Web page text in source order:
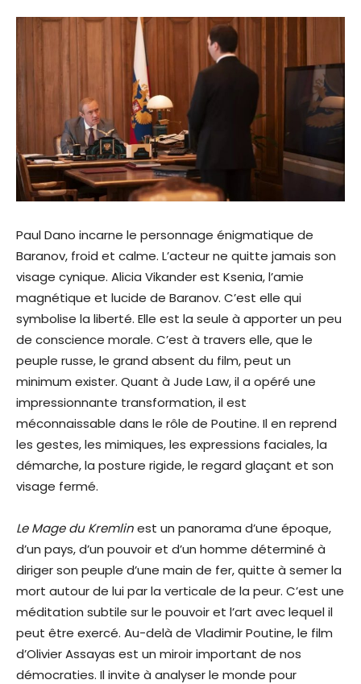
Paul Dano incarne le personnage énigmatique de
Baranov, froid et calme. L’acteur ne quitte jamais son
visage cynique. Alicia Vikander est Ksenia, l’amie
magnétique et lucide de Baranov. C’est elle qui
symbolise la liberté. Elle est la seule à apporter un peu
de conscience morale. C’est à travers elle, que le
peuple russe, le grand absent du film, peut un
minimum exister. Quant à Jude Law, il a opéré une
impressionnante transformation, il est
méconnaissable dans le rôle de Poutine. Il en reprend
les gestes, les mimiques, les expressions faciales, la
démarche, la posture rigide, le regard glaçant et son
visage fermé.
Le Mage du Kremlinest un panorama d’une époque,
d’un pays, d’un pouvoir et d’un homme déterminé à
diriger son peuple d’une main de fer, quitte à semer la
mort autour de lui par la verticale de la peur. C’est une
méditation subtile sur le pouvoir et l’art avec lequel il
peut être exercé. Au-delà de Vladimir Poutine, le film
d’Olivier Assayas est un miroir important de nos
démocraties. Il invite à analyser le monde pour